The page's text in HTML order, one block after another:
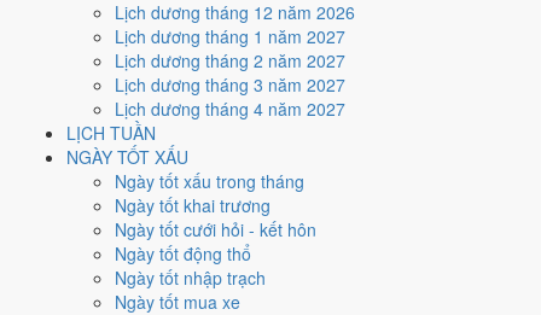
Lịch dương tháng 12 năm 2026
Lịch dương tháng 1 năm 2027
Lịch dương tháng 2 năm 2027
Lịch dương tháng 3 năm 2027
Lịch dương tháng 4 năm 2027
LỊCH TUẦN
NGÀY TỐT XẤU
Ngày tốt xấu trong tháng
Ngày tốt khai trương
Ngày tốt cưới hỏi - kết hôn
Ngày tốt động thổ
Ngày tốt nhập trạch
Ngày tốt mua xe
Ngày 26/8/2026 dương lịch (Thứ Tư) là ngày 14/7/2026 âm lịch
Nhâm Thân- Chi sinh Can, Trực Kiến, Sao Cơ, nạp âm Kiếm
Phong Kim. Tổng hòa, đây làNgày Hungvới điểm trung bình
cho các việc quan trọng. Giờ Hoàng Đạo trong ngày:
Tỵ, Mùi, Tuất
Ngày Dương
Tháng 8 năm 2026
Tháng 7 âm năm 2026